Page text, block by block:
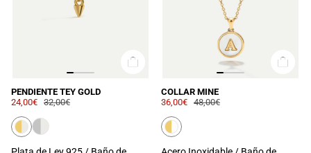
PENDIENTE TEY GOLD
24,00€ 32,00€
COLLAR MINE
36,00€ 48,00€